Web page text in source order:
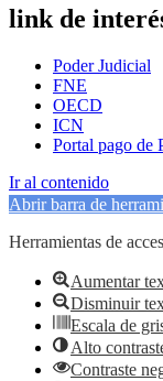
link de
Poder Judicial
FNE
OECD
ICN
Portal pago de
Ir al contenido
Abrir barra de
Herramientas de
Aumentar
Disminuir
Escala de
Alto
Contraste